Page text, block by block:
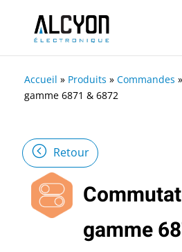
Accueil » Produits » Commandes »
gamme 6871 & 6872
Retour
gamme